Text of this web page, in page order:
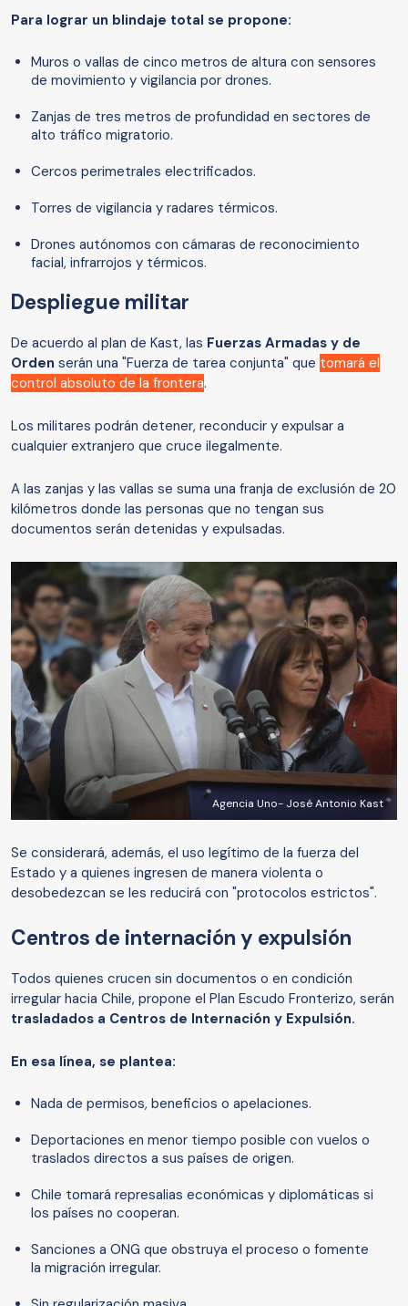
Para lograr un blindaje total se propone:
Muros o vallas de cinco metros de altura con sensores
de movimiento y vigilancia por drones.
Zanjas de tres metros de profundidad en sectores de
alto tráfico migratorio.
Cercos perimetrales electrificados.
Torres de vigilancia y radares térmicos.
Drones autónomos con cámaras de reconocimiento
facial, infrarrojos y térmicos.
Despliegue militar
De acuerdo al plan de Kast, las Fuerzas Armadas y de
Orden serán una "Fuerza de tarea conjunta" que tomará el
control absoluto de la frontera.
Los militares podrán detener, reconducir y expulsar a
cualquier extranjero que cruce ilegalmente.
A las zanjas y las vallas se suma una franja de exclusión de 20
kilómetros donde las personas que no tengan sus
documentos serán detenidas y expulsadas.
Agencia Uno- José Antonio Kast
Se considerará, además, el uso legítimo de la fuerza del
Estado y a quienes ingresen de manera violenta o
desobedezcan se les reducirá con "protocolos estrictos".
Centros de internación y expulsión
Todos quienes crucen sin documentos o en condición
irregular hacia Chile, propone el Plan Escudo Fronterizo, serán
trasladados a Centros de Internación y Expulsión.
En esa línea, se plantea:
Nada de permisos, beneficios o apelaciones.
Deportaciones en menor tiempo posible con vuelos o
traslados directos a sus países de origen.
Chile tomará represalias económicas y diplomáticas si
los países no cooperan.
Sanciones a ONG que obstruya el proceso o fomente
la migración irregular.